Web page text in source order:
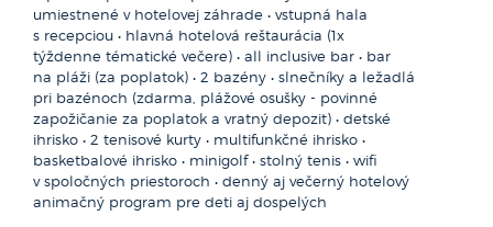
stredozemného regiónu, s osobitným dôrazom na umenie
tkania a výrobu košov. Niet divu, veď Castelsardo je
považované za centrum košikárstva.
Taliansko
Taliansko - krajina v južnej Európe - sa vyznačuje bohatou
históriou, kultúrou a nádhernou prírodou. Rozprestiera sa
od alpských vrchov na severe až po slnečné pobrežia
Stredozemného mora na juhu. Medzi najznámejšie mestá
vidieť voľne žijúce plameniaky alebo volavky červené. San
Teodoro, to je skutočný Karibik Stredomoria.
umiestnené v hotelovej záhrade • vstupná hala
s recepciou • hlavná hotelová reštaurácia (1x
týždenne tématické večere) • all inclusive bar • bar
na pláži (za poplatok) • 2 bazény • slnečníky a ležadlá
pri bazénoch (zdarma, plážové osušky - povinné
zapožičanie za poplatok a vratný depozit) • detské
ihrisko • 2 tenisové kurty • multifunkčné ihrisko •
basketbalové ihrisko • minigolf • stolný tenis • wifi
v spoločných priestoroch • denný aj večerný hotelový
animačný program pre deti aj dospelých